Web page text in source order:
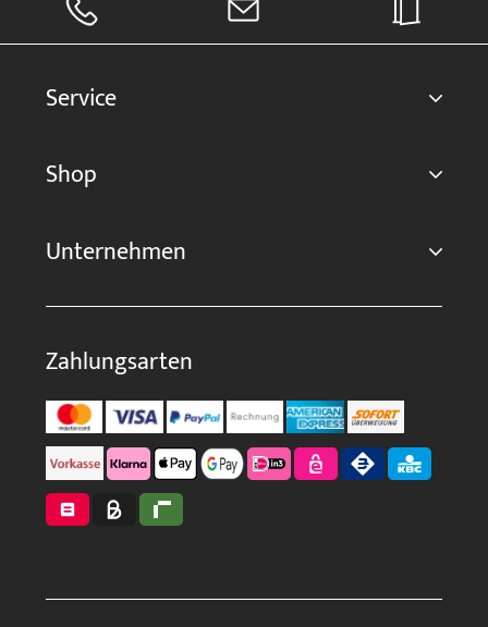
Service
Shop
Unternehmen
Zahlungsarten